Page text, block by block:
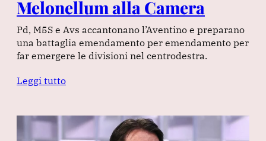
Melonellum alla Camera
Pd, M5S e Avs accantonano l’Aventino e preparano
una battaglia emendamento per emendamento per
far emergere le divisioni nel centrodestra.
Leggi tutto